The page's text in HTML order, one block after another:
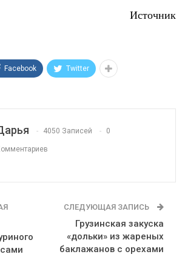
Источник
Facebook Twitter
4050 Записей 0
СЛЕДУЮЩАЯ ЗАПИСЬ
Грузинская закуска
«дольки» из жареных
баклажанов с орехами